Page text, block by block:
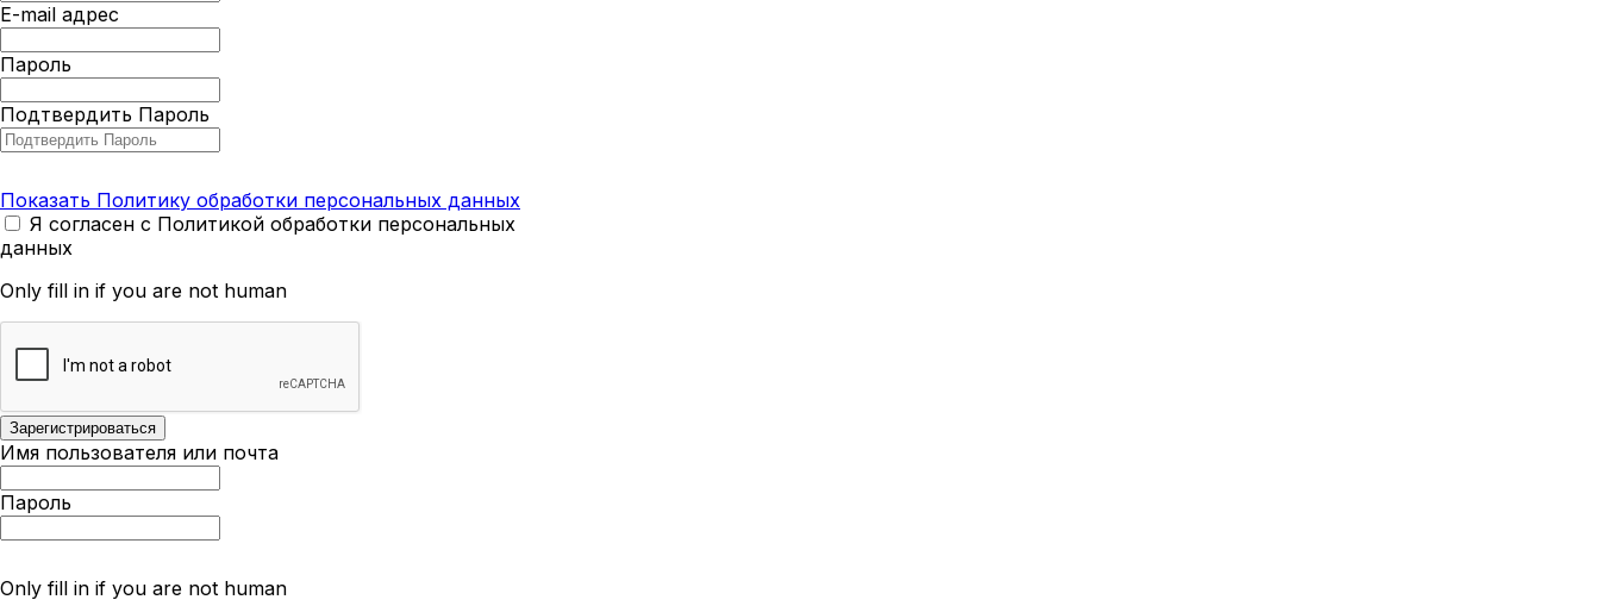
E-mail адрес
Пароль
Подтвердить Пароль
Показать Политику обработки персональных данных
Я согласен с Политикой обработки персональных
данных
Only fill in if you are not human
Имя пользователя или почта
Пароль
Only fill in if you are not human